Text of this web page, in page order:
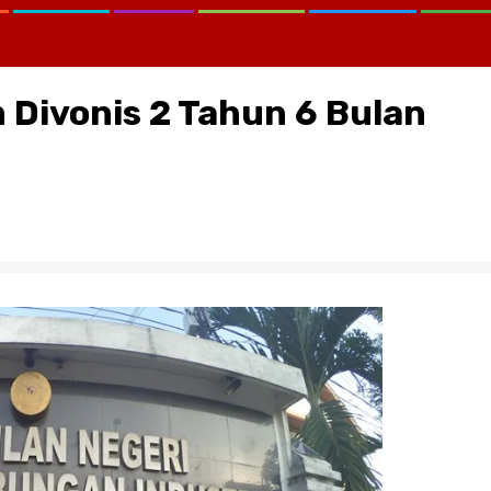
2 Tahun 6 Bulan